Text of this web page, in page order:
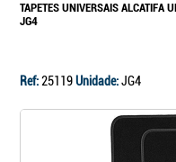
TAPETES UNIVERSAIS ALCATIFA
JG4
Ref:25119Unidade:JG4